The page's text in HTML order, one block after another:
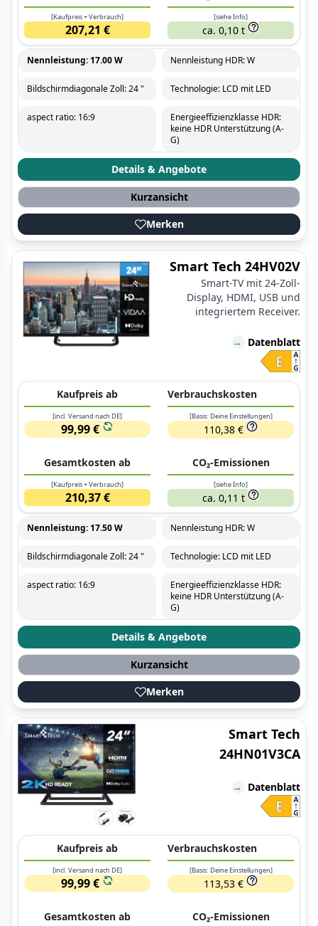
[Kaufpreis + Verbrauch]
207,21 €
[siehe Info]
ca. 0,10 t
Nennleistung: 17.00 W Nennleistung HDR: W
Bildschirmdiagonale Zoll: 24 " Technologie: LCD mit LED
aspect ratio: 16:9
Energieeffizienzklasse HDR:
keine HDR Unterstützung (A-
G)
Details & Angebote
Kurzansicht
Merken
Smart Tech 24HV02V
Smart-TV mit 24-Zoll-
Display, HDMI, USB und
integriertem Receiver.
→ Datenblatt
Kaufpreis ab
[incl. Versand nach DE]
99,99 €
Verbrauchskosten
[Basis: Deine Einstellungen]
110,38 €
Gesamtkosten ab
[Kaufpreis + Verbrauch]
210,37 €
CO₂-Emissionen
[siehe Info]
ca. 0,11 t
Nennleistung: 17.50 W Nennleistung HDR: W
Bildschirmdiagonale Zoll: 24 " Technologie: LCD mit LED
aspect ratio: 16:9
Energieeffizienzklasse HDR:
keine HDR Unterstützung (A-
G)
Details & Angebote
Kurzansicht
Merken
Smart Tech
24HN01V3CA
→ Datenblatt
Kaufpreis ab
[incl. Versand nach DE]
99,99 €
Verbrauchskosten
[Basis: Deine Einstellungen]
113,53 €
Gesamtkosten ab CO₂-Emissionen